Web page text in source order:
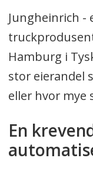
Jungheinrich -
Hamburg i
stor eierandel
eller hvor mye
En